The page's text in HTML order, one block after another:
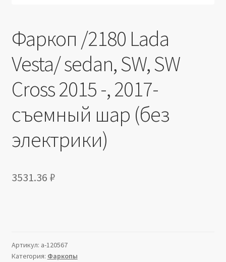
Фаркоп /2180 Lada
Vesta/ sedan, SW, SW
Cross 2015 -, 2017-
съемный шар (без
электрики)
3531.36 ₽
Артикул: a-120567
Категория: Фаркопы